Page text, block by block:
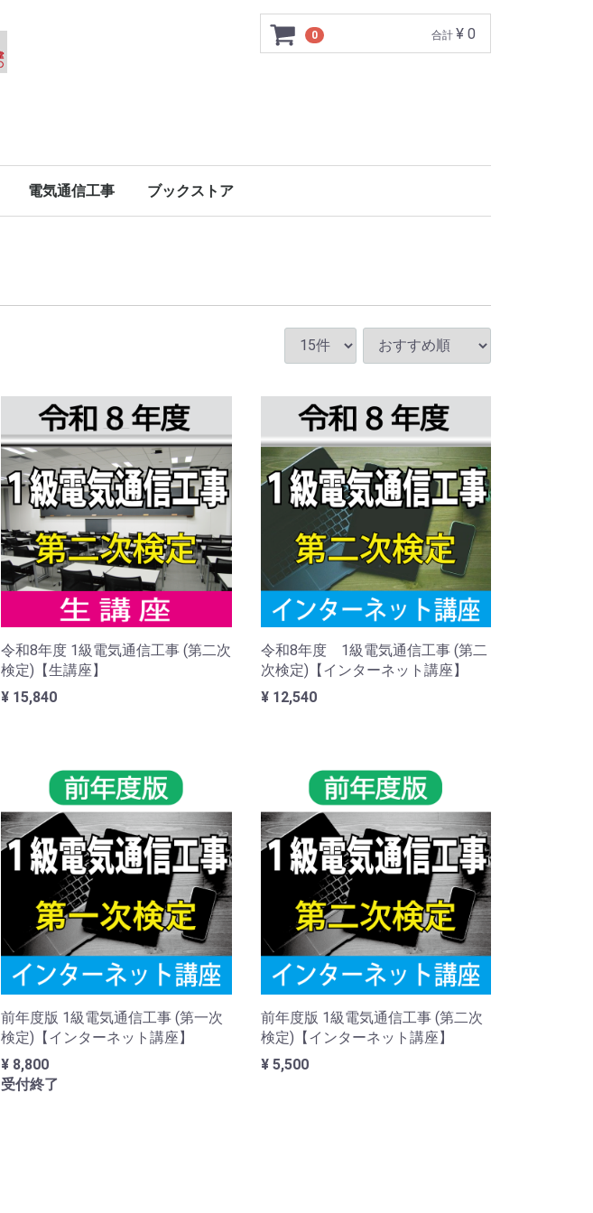
0 合計 ¥ 0
電気通信工事 ブックストア
令和8年度 1級電気通信工事 (第二次
検定)【生講座】
¥ 15,840
令和8年度 1級電気通信工事 (第二
次検定)【インターネット講座】
¥ 12,540
前年度版 1級電気通信工事 (第一次
検定)【インターネット講座】
¥ 8,800
受付終了
前年度版 1級電気通信工事 (第二次
検定)【インターネット講座】
¥ 5,500